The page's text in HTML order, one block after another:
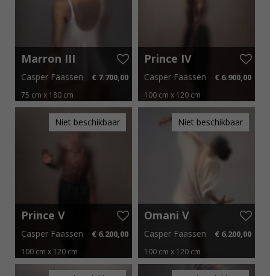
Marron III
Casper Faassen € 7.700,00
75 cm x 180 cm
€ 115,50 p.m.
Prince IV
Casper Faassen € 6.900,00
100 cm x 120 cm
€ 103,50 p.m.
Niet beschikbaar
Prince V
Casper Faassen € 6.200,00
100 cm x 120 cm
€ 93,00 p.m.
Niet beschikbaar
Omani V
Casper Faassen € 6.200,00
100 cm x 120 cm
€ 93,00 p.m.